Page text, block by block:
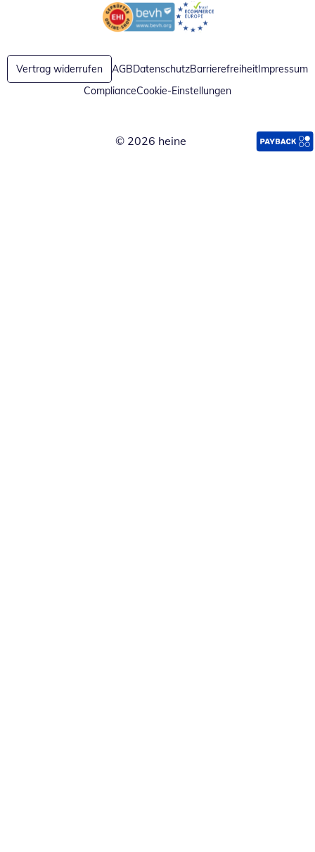
Öffnet in neuem FensterÖffnet in neuem Fenster
Vertrag widerrufen AGBDatenschutzBarrierefreiheitImpressum
ComplianceCookie-Einstellungen
© 2026 heine